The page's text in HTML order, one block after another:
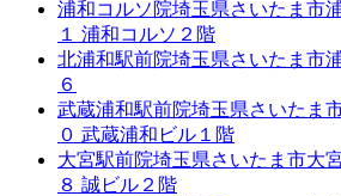
浦和コルソ院埼玉県さいたま市
１ 浦和コルソ２階
北浦和駅前院埼玉県さいたま市
６
武蔵浦和駅前院埼玉県さいたま
０ 武蔵浦和ビル１階
大宮駅前院埼玉県さいたま市大
８ 誠ビル２階